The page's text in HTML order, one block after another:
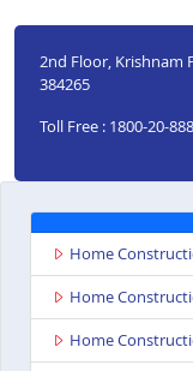
2nd Floor, Krishnam
384265
Toll Free : 1800-20-
Home
Home
Home